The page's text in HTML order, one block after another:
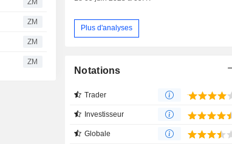
ZM
ZM
ZM
ZM
Plus d'analyses
Notations
Trader
Investisseur
Globale